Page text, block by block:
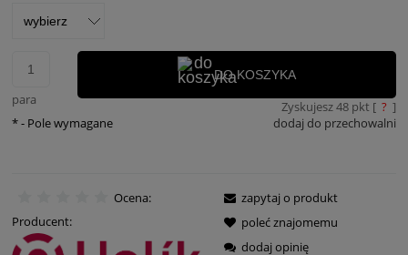
para
DO KOSZYKA
Zyskujesz48pkt [ ? ]
dodaj do przechowalni
*- Pole wymagane
Ocena:
Producent:
zapytaj o produkt
poleć znajomemu
dodaj opinię